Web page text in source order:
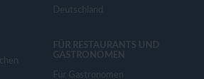
Deutschland
FÜR RESTAURANTS UND
GASTRONOMEN
Für Gastronomen